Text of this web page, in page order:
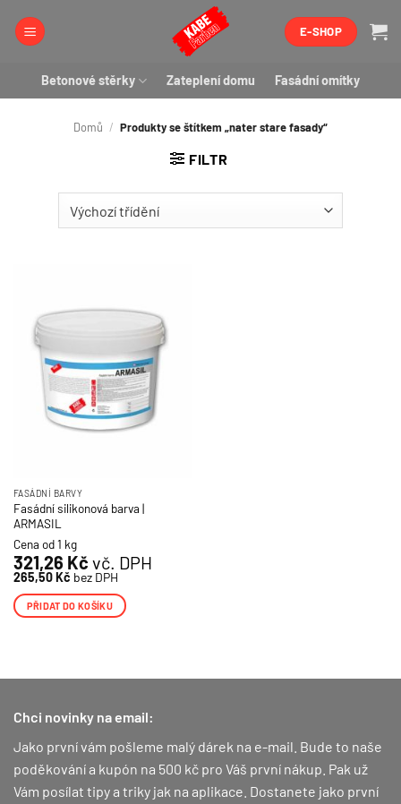
E-SHOP
Betonové stěrky Zateplení domu Fasádní omítky
Domů / Produkty se štítkem „nater stare fasady“
FILTR
FASÁDNÍ BARVY
Fasádní silikonová barva |
ARMASIL
Cena od 1 kg
321,26 Kč vč. DPH
265,50Kč bez DPH
PŘIDAT DO KOŠÍKU
Chci novinky na email:
Jako první vám pošleme malý dárek na e-mail. Bude to naše
poděkování a kupón na 500 kč pro Váš první nákup. Pak už
Vám posílat tipy a triky jak na aplikace. Dostanete jako první